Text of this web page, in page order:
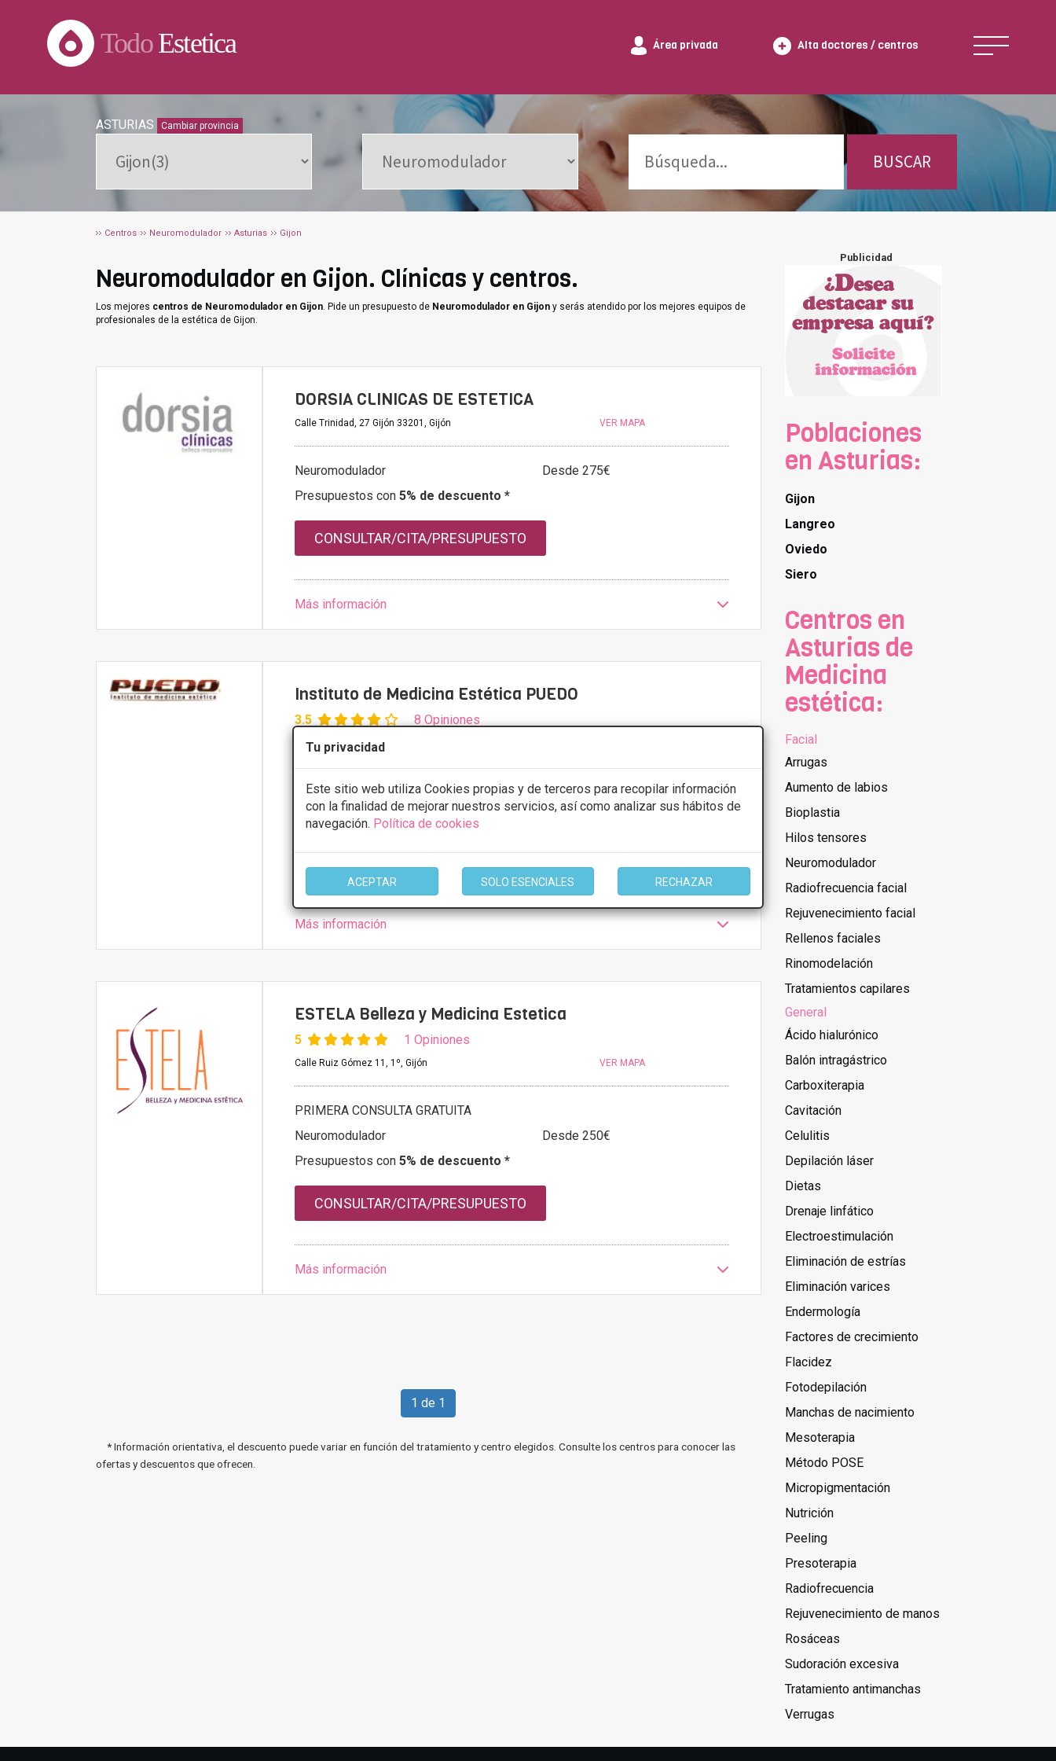
Tu privacidad
Este sitio web utiliza Cookies propias y de terceros para recopilar información
con la finalidad de mejorar nuestros servicios, así como analizar sus hábitos de
navegación. Política de cookies
ACEPTAR SOLO ESENCIALES RECHAZAR
TodoEstetica Área privada Alta doctores / centros
ASTURIAS Cambiar provincia
BUSCAR
Centros Neuromodulador Asturias Gijon
Neuromodulador en Gijon. Clínicas y centros.
Los mejores centros de Neuromodulador en Gijon. Pide un presupuesto de Neuromodulador en Gijon y serás atendido por los mejores equipos de
profesionales de la estética de Gijon.
DORSIA CLINICAS DE ESTETICA
Calle Trinidad, 27 Gijón 33201, Gijón VER MAPA
Neuromodulador
Desde 275€
Presupuestos con 5% de descuento *
CONSULTAR/CITA/PRESUPUESTO
Más información
Instituto de Medicina Estética PUEDO
3.5 8 Opiniones
Avenida Pablo Iglesias 41 - 33205 Gijón - Asturias, Gijón
PRIMERA CONSULTA GRATUITA & FINANCIACIÓN A MEDIDA
Neuromodulador
Desde 200€
CONSULTAR/CITA/PRESUPUESTO
Más información
ESTELA Belleza y Medicina Estetica
5 1 Opiniones
Calle Ruiz Gómez 11, 1º, Gijón VER MAPA
PRIMERA CONSULTA GRATUITA
Neuromodulador
Desde 250€
Presupuestos con 5% de descuento *
CONSULTAR/CITA/PRESUPUESTO
Más información
1 de 1
* Información orientativa, el descuento puede variar en función del tratamiento y centro elegidos. Consulte los centros para conocer las
ofertas y descuentos que ofrecen.
Publicidad
Poblaciones
en Asturias:
Gijon
Langreo
Oviedo
Siero
Centros en
Asturias de
Medicina
estética:
Facial
Arrugas
Aumento de labios
Bioplastia
Hilos tensores
Neuromodulador
Radiofrecuencia facial
Rejuvenecimiento facial
Rellenos faciales
Rinomodelación
Tratamientos capilares
General
Ácido hialurónico
Balón intragástrico
Carboxiterapia
Cavitación
Celulitis
Depilación láser
Dietas
Drenaje linfático
Electroestimulación
Eliminación de estrías
Eliminación varices
Endermología
Factores de crecimiento
Flacidez
Fotodepilación
Manchas de nacimiento
Mesoterapia
Método POSE
Micropigmentación
Nutrición
Peeling
Presoterapia
Radiofrecuencia
Rejuvenecimiento de manos
Rosáceas
Sudoración excesiva
Tratamiento antimanchas
Verrugas